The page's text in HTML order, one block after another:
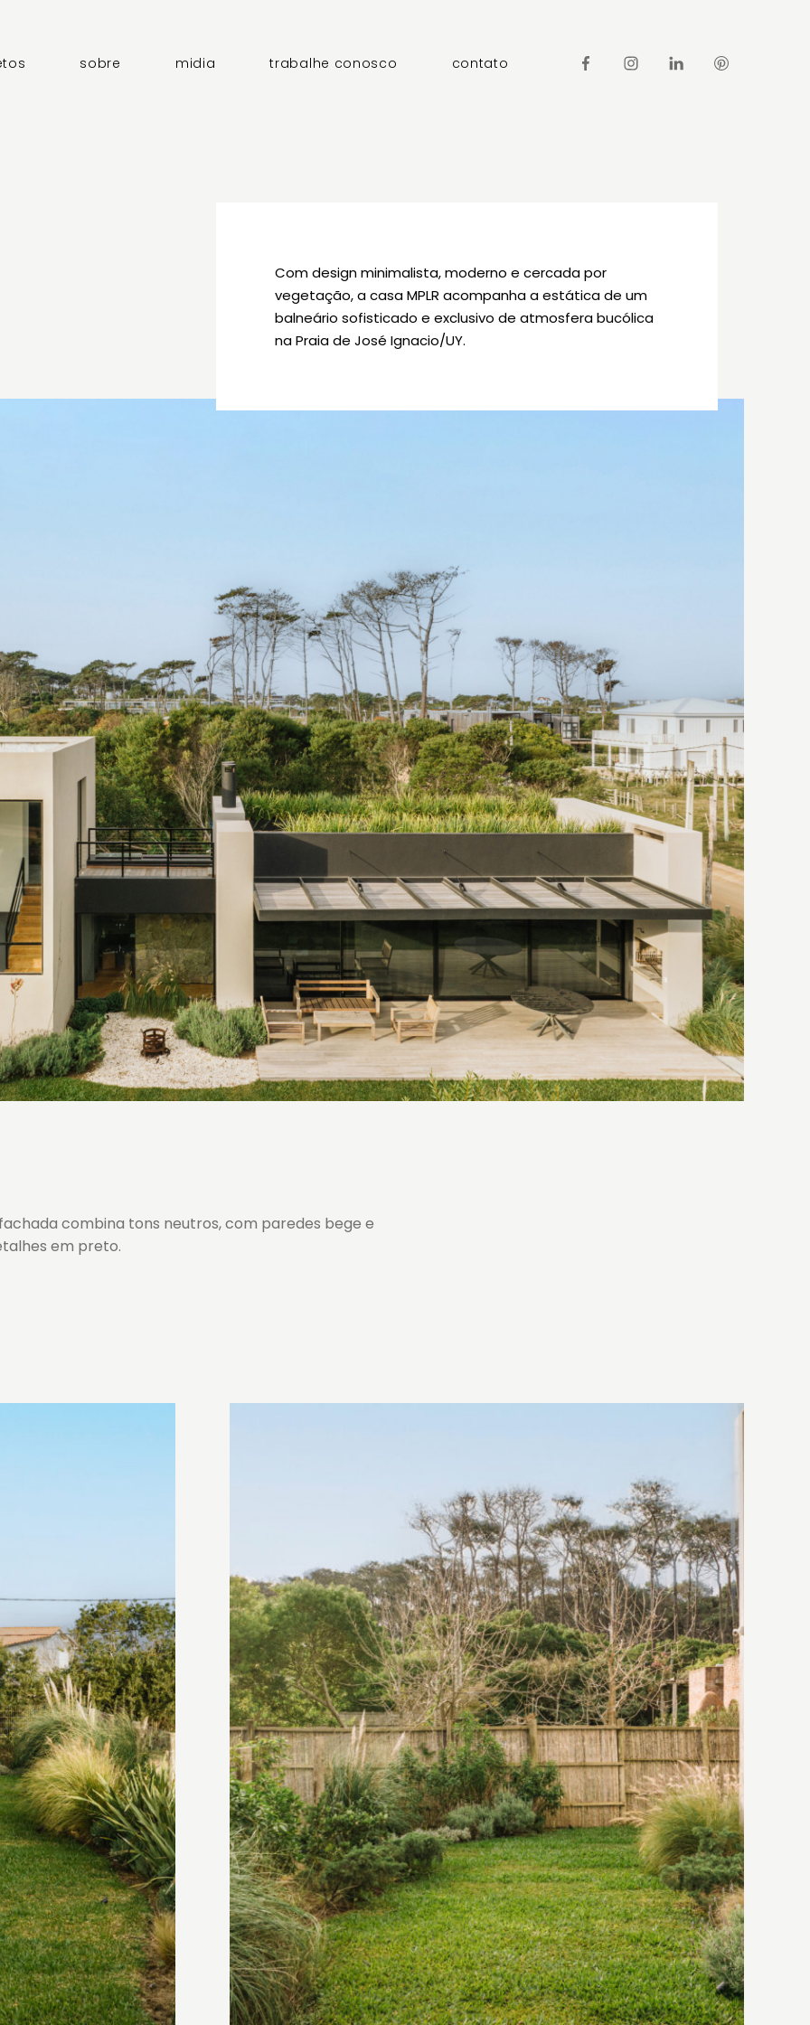
sobre midia trabalhe conosco contato
Com design minimalista, moderno e cercada por
vegetação, a casa MPLR acompanha a estática de um
balneário sofisticado e exclusivo de atmosfera bucólica
na Praia de José Ignacio/UY.
combina tons neutros, com paredes bege e
em preto.